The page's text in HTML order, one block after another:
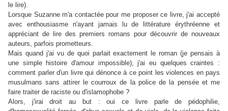
le lire).
Lorsque Suzanne m'a contactée pour me proposer ce livre, j'ai accepté
avec enthousiasme n'ayant jamais lu de littérature érythréenne et
appréciant de lire des premiers romans pour découvrir de nouveaux
auteurs, parfois prometteurs.
Mais quand j'ai vu de quoi parlait exactement le roman (je pensais à
une simple histoire d'amour impossible), j'ai eu quelques craintes :
comment parler d'un livre qui dénonce à ce point les violences en pays
musulmans sans attirer le courroux de la police de la pensée et me
faire traiter de raciste ou d'islamophobe ?
Alors, j'irai droit au but : oui ce livre parle de pédophilie,